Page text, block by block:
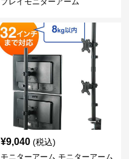
¥9,040 (税込)
モニターアーム モニターアーム